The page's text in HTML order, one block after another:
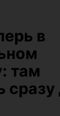
в
там
сразу